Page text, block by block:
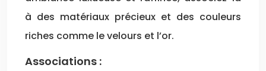
à des matériaux précieux et des couleurs
riches comme le velours et l’or.
Associations :